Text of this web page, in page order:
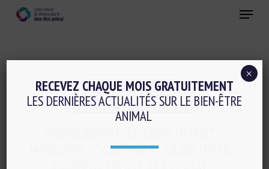
Menu
Cognition-émotions
Logement et Enrichissement
IMPROVES COGNITIVE FLEXIBILITY IN
RECEVEZ CHAQUE MOIS GRATUITEMENT
LES DERNIÈRES ACTUALITÉS SUR LE BIEN-ÊTRE
ANIMAL
×